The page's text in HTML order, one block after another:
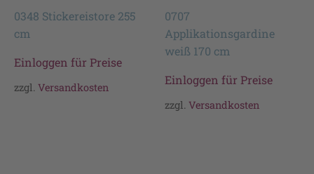
0348 Stickereistore 255
cm
Einloggen für Preise
zzgl. Versandkosten
0707
Applikationsgardine
weiß 170 cm
Einloggen für Preise
zzgl.Versandkosten